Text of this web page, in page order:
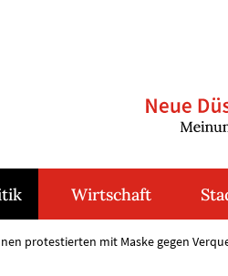
Wirtschaft
protestierten mit Maske gegen